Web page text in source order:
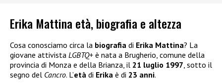
Erika Mattina età, biografia e altezza
Cosa conosciamo circa la biografia di Erika Mattina? La
giovane attivista LGBTQ+ è nata a Brugherio, comune della
provincia di Monza e della Brianza, il 21 luglio 1997, sotto il
segno del Cancro. L’età di Erika è di 23 anni.